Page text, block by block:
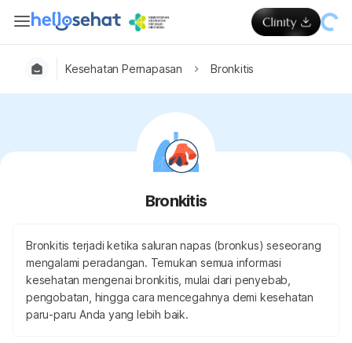
Kesehatan Pernapasan Bronkitis
Bronkitis
Bronkitis terjadi ketika saluran napas (bronkus) seseorang
mengalami peradangan. Temukan semua informasi
kesehatan mengenai bronkitis, mulai dari penyebab,
pengobatan, hingga cara mencegahnya demi kesehatan
paru-paru Anda yang lebih baik.